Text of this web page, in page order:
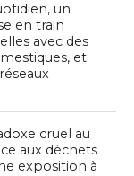
un
en train
avec des
et
cruel au
aux déchets
exposition à